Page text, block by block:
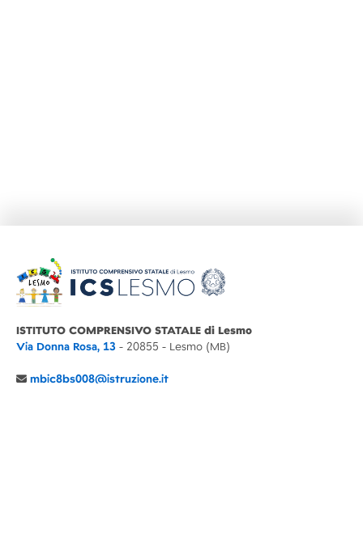
ISTITUTO COMPRENSIVO STATALE di Lesmo
Via Donna Rosa, 13 - 20855 - Lesmo (MB)
mbic8bs008@istruzione.it